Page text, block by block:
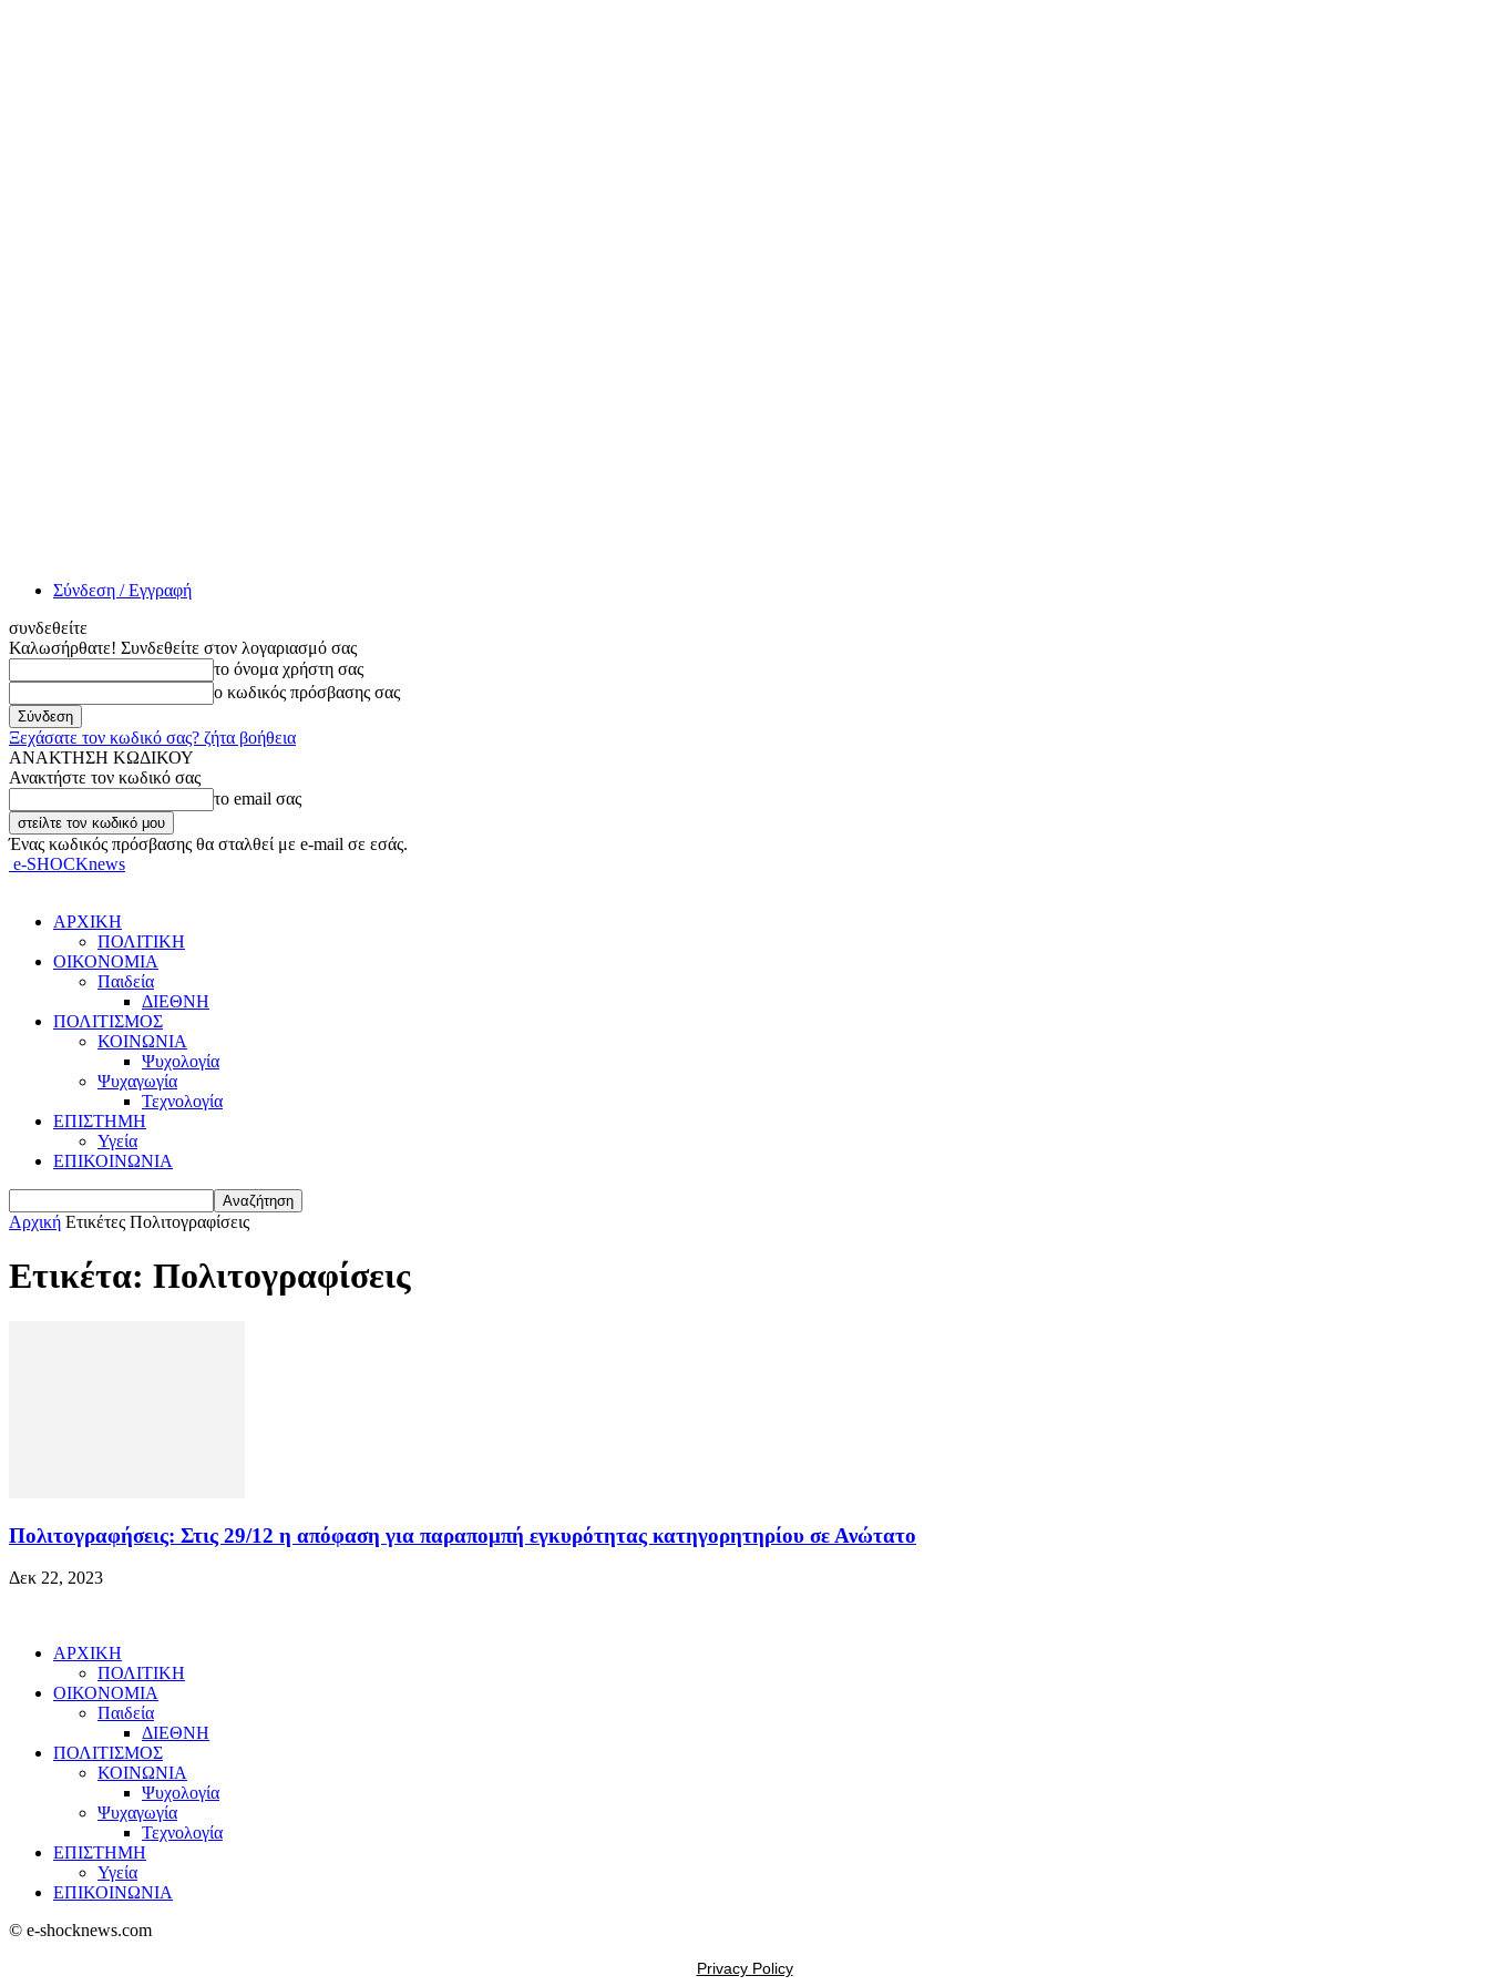
Σύνδεση / Εγγραφή
συνδεθείτε
Καλωσήρθατε! Συνδεθείτε στον λογαριασμό σας
το όνομα χρήστη σας
ο κωδικός πρόσβασης σας
Ξεχάσατε τον κωδικό σας? ζήτα βοήθεια
ΑΝΑΚΤΗΣΗ ΚΩΔΙΚΟΥ
Ανακτήστε τον κωδικό σας
το email σας
Ένας κωδικός πρόσβασης θα σταλθεί με e-mail σε εσάς.
e-SHOCKnews
ΑΡΧΙΚΗ
ΠΟΛΙΤΙΚΗ
ΟΙΚΟΝΟΜΙΑ
Παιδεία
ΔΙΕΘΝΗ
ΠΟΛΙΤΙΣΜΟΣ
ΚΟΙΝΩΝΙΑ
Ψυχολογία
Ψυχαγωγία
Τεχνολογία
ΕΠΙΣΤΗΜΗ
Υγεία
ΕΠΙΚΟΙΝΩΝΙΑ
Αρχική Ετικέτες Πολιτογραφίσεις
Ετικέτα: Πολιτογραφίσεις
Πολιτογραφήσεις: Στις 29/12 η απόφαση για παραπομπή εγκυρότητας κατηγορητηρίου σε Ανώτατο
Δεκ 22, 2023
ΑΡΧΙΚΗ
ΠΟΛΙΤΙΚΗ
ΟΙΚΟΝΟΜΙΑ
Παιδεία
ΔΙΕΘΝΗ
ΠΟΛΙΤΙΣΜΟΣ
ΚΟΙΝΩΝΙΑ
Ψυχολογία
Ψυχαγωγία
Τεχνολογία
ΕΠΙΣΤΗΜΗ
Υγεία
ΕΠΙΚΟΙΝΩΝΙΑ
© e-shocknews.com
Privacy Policy